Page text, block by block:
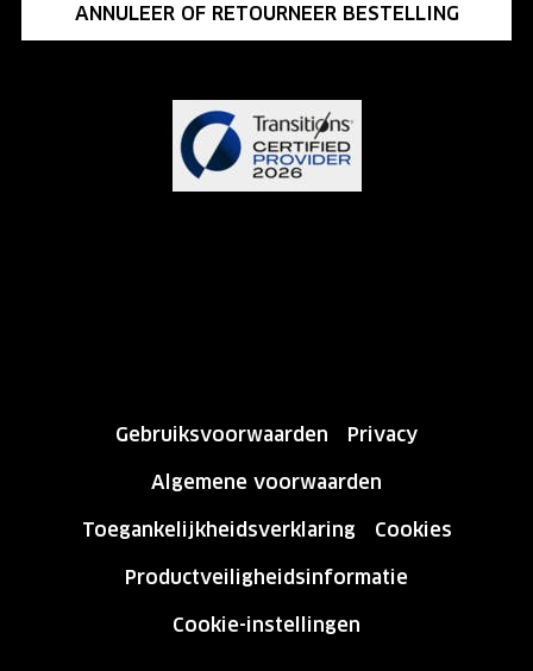
ANNULEER OF RETOURNEER BESTELLING
Gebruiksvoorwaarden
Privacy
Algemene voorwaarden
Toegankelijkheidsverklaring
Cookies
Productveiligheidsinformatie
Cookie-instellingen